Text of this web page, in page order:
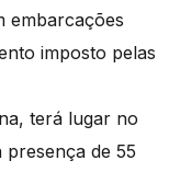
embarcações
imposto pelas
terá lugar no
de 55